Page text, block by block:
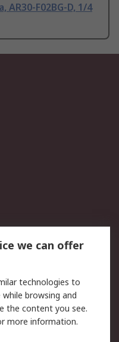
AR30-F02BG-D, 1/4
이터 보호
룹사 RS Group에 대해
we can offer
technologies to
browsing and
the content you see.
more information.